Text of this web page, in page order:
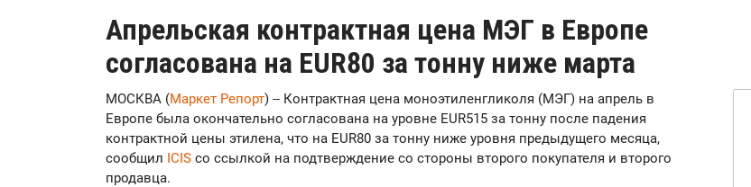
Апрельская контрактная цена МЭГ в Европе
согласована на EUR80 за тонну ниже марта
МОСКВА (Маркет Репорт) -- Контрактная цена моноэтиленгликоля (МЭГ) на апрель в
Европе была окончательно согласована на уровне EUR515 за тонну после падения
контрактной цены этилена, что на EUR80 за тонну ниже уровня предыдущего месяца,
сообщил ICIS со ссылкой на подтверждение со стороны второго покупателя и второго
продавца.